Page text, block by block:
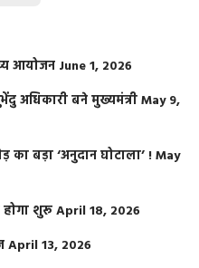
आयोजन June 1, 2026
अधिकारी बने मुख्यमंत्रीMay 9,
का बड़ा ‘अनुदान घोटाला’ !May
होगा शुरूApril 18, 2026
April 13, 2026